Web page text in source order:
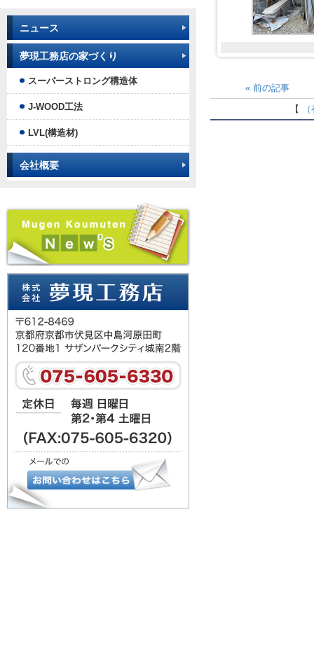
« 前の記事
【
ニュース
夢現工務店の家づくり
スーパーストロング構造体
J-WOOD工法
LVL(構造材)
会社概要